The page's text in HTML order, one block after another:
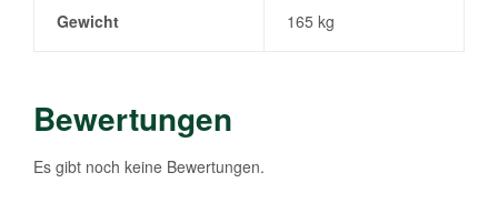
Gewicht 165 kg
Bewertungen
Es gibt noch keine Bewertungen.